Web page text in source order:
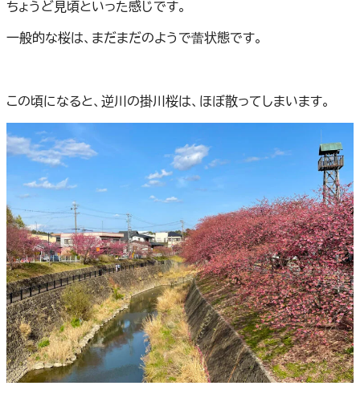
ちょうど見頃といった感じです。
一般的な桜は、まだまだのようで蕾状態です。
この頃になると、逆川の掛川桜は、ほぼ散ってしまいます。